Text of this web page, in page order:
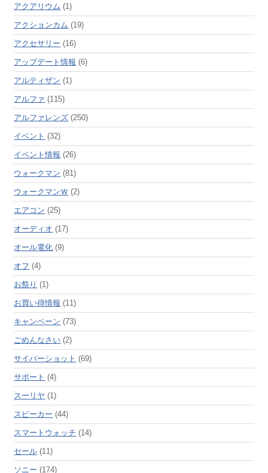
アクアリウム (1)
アクションカム (19)
アクセサリー (16)
アップデート情報 (6)
アルティザン (1)
アルファ (115)
アルファレンズ (250)
イベント (32)
イベント情報 (26)
ウォークマン (81)
ウォークマンＷ (2)
エアコン (25)
オーディオ (17)
オール電化 (9)
オフ (4)
お祭り (1)
お買い得情報 (11)
キャンペーン (73)
ごめんなさい (2)
サイバーショット (69)
サポート (4)
スーリヤ (1)
スピーカー (44)
スマートウォッチ (14)
セール (11)
ソニー (174)